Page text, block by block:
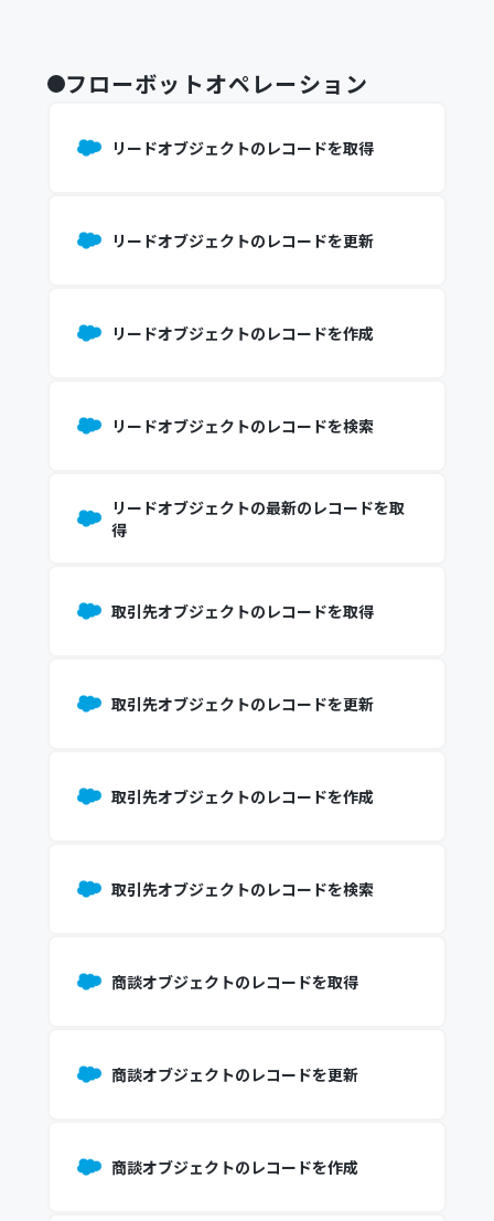
フローボットオペレーション
リードオブジェクトのレコードを取得
リードオブジェクトのレコードを更新
リードオブジェクトのレコードを作成
リードオブジェクトのレコードを検索
リードオブジェクトの最新のレコードを取
得
取引先オブジェクトのレコードを取得
取引先オブジェクトのレコードを更新
取引先オブジェクトのレコードを作成
取引先オブジェクトのレコードを検索
商談オブジェクトのレコードを取得
商談オブジェクトのレコードを更新
商談オブジェクトのレコードを作成